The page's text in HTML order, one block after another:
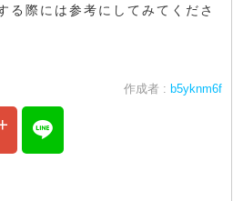
る際には参考にしてみてくださ
作成者 : b5yknm6f